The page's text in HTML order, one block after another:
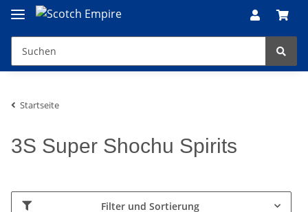
Startseite
3S Super Shochu Spirits
Filter und Sortierung